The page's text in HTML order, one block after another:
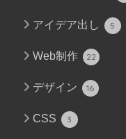
アイデア出し 5
Web制作 22
デザイン 16
CSS 3